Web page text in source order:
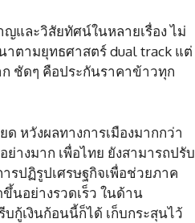
และวิสัยทัศน์ในหลายเรื่อง ไม่
าตามยุทธศาสตร์ dual track แต่
ชัดๆ คือประกันราคาข้าวทุก
หวังผลทางการเมืองมากกว่า
างมาก เพื่อไทย ยังสามารถปรับ
ปฏิรูปเศรษฐกิจเพื่อช่วยภาค
นอย่างรวดเร็ว ในด้าน
กู้เงินก้อนนี้ก็ได้ เก็บกระสุนไว้